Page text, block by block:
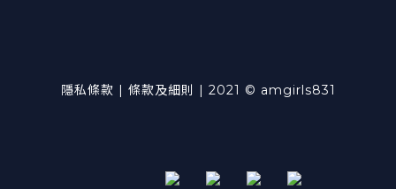
隱私條款 | 條款及細則 | 2021 © amgirls831